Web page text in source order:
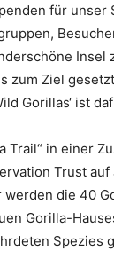
für unser
zum Ziel
Gorillas‘ ist
Trail“ in einer
Trust
werden die 40
Gorilla-
Spezies